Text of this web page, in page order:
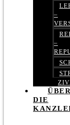
–
–
ÜBER
DIE